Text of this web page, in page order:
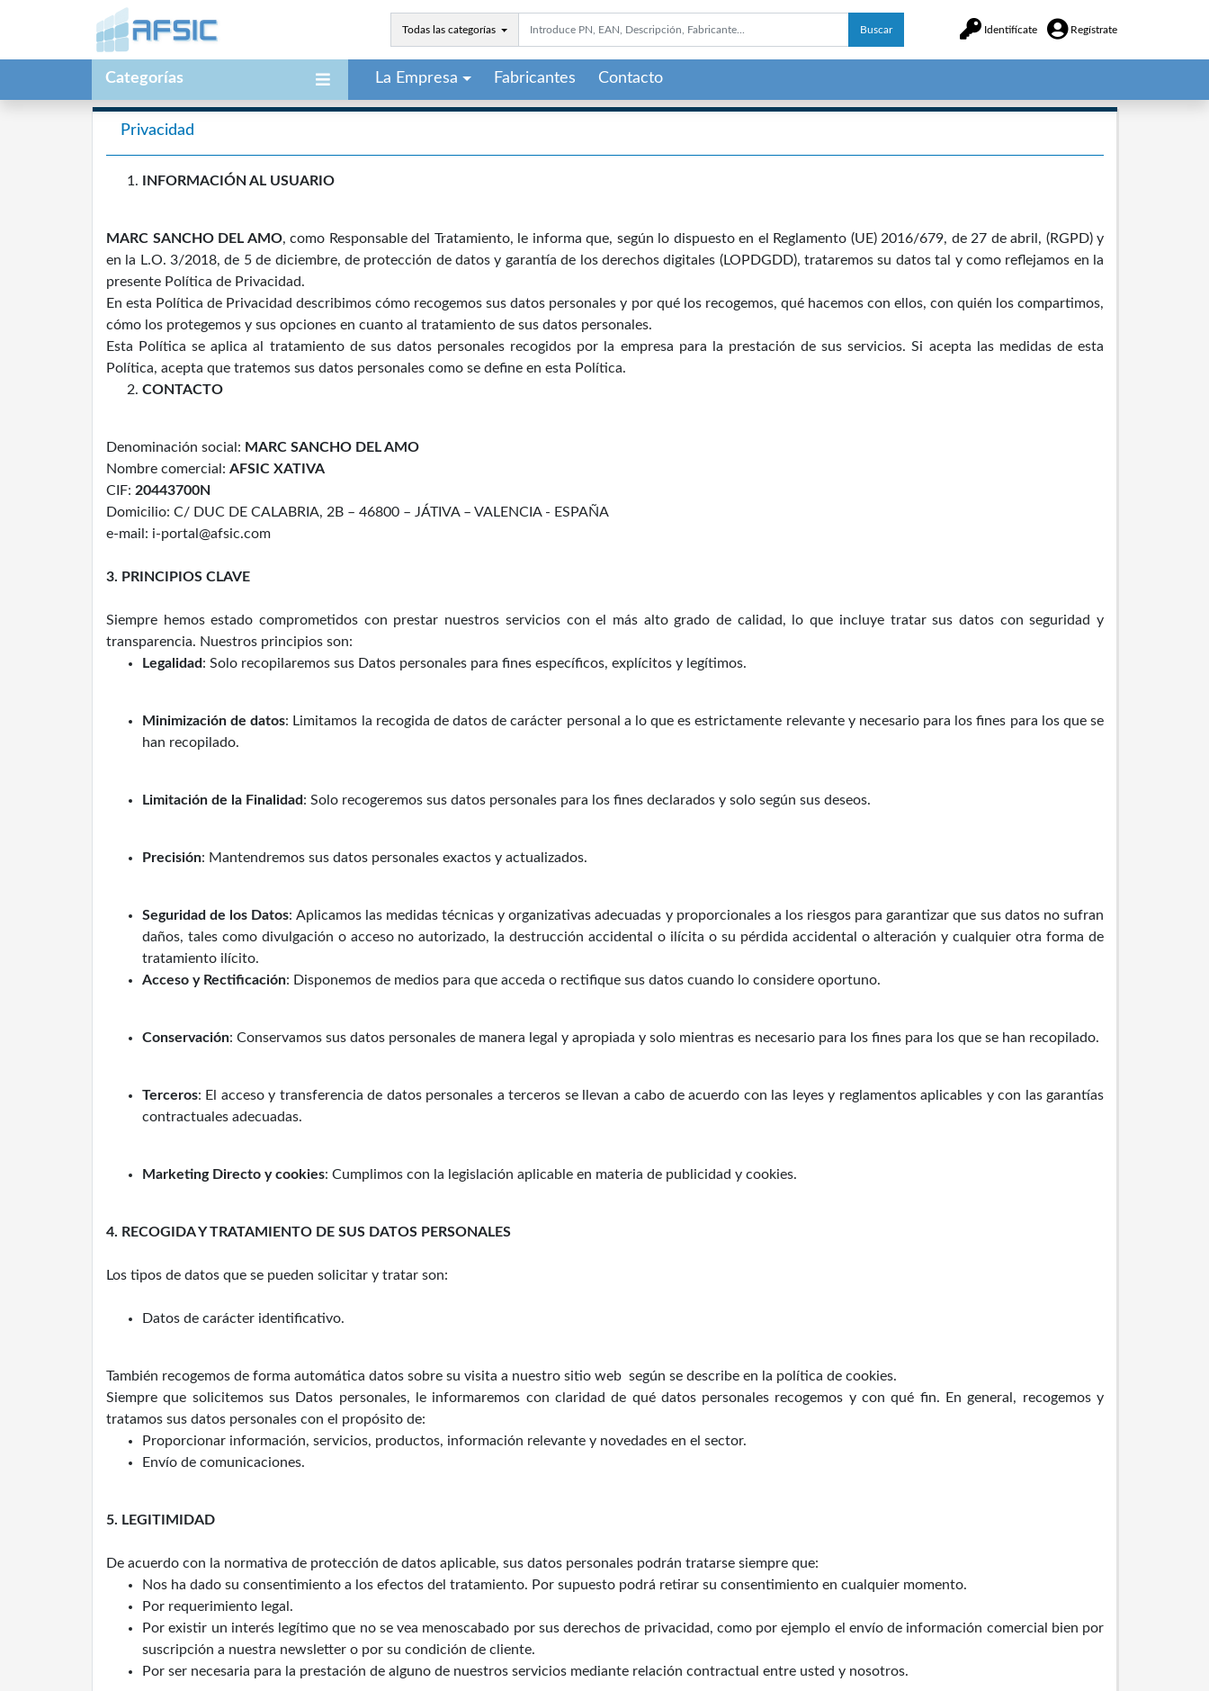
Todas las categorías Buscar Identifícate Regístrate
Categorías La Empresa Fabricantes Contacto
Privacidad
INFORMACIÓN AL USUARIO
MARC SANCHO DEL AMO, como Responsable del Tratamiento, le informa que, según lo dispuesto en el Reglamento (UE) 2016/679, de 27 de abril, (RGPD) y
en la L.O. 3/2018, de 5 de diciembre, de protección de datos y garantía de los derechos digitales (LOPDGDD), trataremos su datos tal y como reflejamos en la
presente Política de Privacidad.
En esta Política de Privacidad describimos cómo recogemos sus datos personales y por qué los recogemos, qué hacemos con ellos, con quién los compartimos,
cómo los protegemos y sus opciones en cuanto al tratamiento de sus datos personales.
Esta Política se aplica al tratamiento de sus datos personales recogidos por la empresa para la prestación de sus servicios. Si acepta las medidas de esta
Política, acepta que tratemos sus datos personales como se define en esta Política.
CONTACTO
Denominación social: MARC SANCHO DEL AMO
Nombre comercial: AFSIC XATIVA
CIF: 20443700N
Domicilio: C/ DUC DE CALABRIA, 2B – 46800 – JÁTIVA – VALENCIA - ESPAÑA
e-mail: i-portal@afsic.com
3. PRINCIPIOS CLAVE
Siempre hemos estado comprometidos con prestar nuestros servicios con el más alto grado de calidad, lo que incluye tratar sus datos con seguridad y
transparencia. Nuestros principios son:
Legalidad: Solo recopilaremos sus Datos personales para fines específicos, explícitos y legítimos.
Minimización de datos: Limitamos la recogida de datos de carácter personal a lo que es estrictamente relevante y necesario para los fines para los que se
han recopilado.
Limitación de la Finalidad: Solo recogeremos sus datos personales para los fines declarados y solo según sus deseos.
Precisión: Mantendremos sus datos personales exactos y actualizados.
Seguridad de los Datos: Aplicamos las medidas técnicas y organizativas adecuadas y proporcionales a los riesgos para garantizar que sus datos no sufran
daños, tales como divulgación o acceso no autorizado, la destrucción accidental o ilícita o su pérdida accidental o alteración y cualquier otra forma de
tratamiento ilícito.
Acceso y Rectificación: Disponemos de medios para que acceda o rectifique sus datos cuando lo considere oportuno.
Conservación: Conservamos sus datos personales de manera legal y apropiada y solo mientras es necesario para los fines para los que se han recopilado.
Terceros: El acceso y transferencia de datos personales a terceros se llevan a cabo de acuerdo con las leyes y reglamentos aplicables y con las garantías
contractuales adecuadas.
Marketing Directo y cookies: Cumplimos con la legislación aplicable en materia de publicidad y cookies.
4. RECOGIDA Y TRATAMIENTO DE SUS DATOS PERSONALES
Los tipos de datos que se pueden solicitar y tratar son:
Datos de carácter identificativo.
También recogemos de forma automática datos sobre su visita a nuestro sitio web según se describe en la política de cookies.
Siempre que solicitemos sus Datos personales, le informaremos con claridad de qué datos personales recogemos y con qué fin. En general, recogemos y
tratamos sus datos personales con el propósito de:
Proporcionar información, servicios, productos, información relevante y novedades en el sector.
Envío de comunicaciones.
5. LEGITIMIDAD
De acuerdo con la normativa de protección de datos aplicable, sus datos personales podrán tratarse siempre que:
Nos ha dado su consentimiento a los efectos del tratamiento. Por supuesto podrá retirar su consentimiento en cualquier momento.
Por requerimiento legal.
Por existir un interés legítimo que no se vea menoscabado por sus derechos de privacidad, como por ejemplo el envío de información comercial bien por
suscripción a nuestra newsletter o por su condición de cliente.
Por ser necesaria para la prestación de alguno de nuestros servicios mediante relación contractual entre usted y nosotros.